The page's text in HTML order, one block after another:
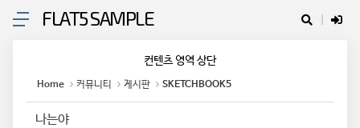
FLAT5 SAMPLE
컨텐츠 영역 상단
Home 커뮤니티 게시판 SKETCHBOOK5
나는야
Sketchbook5, 스케치북5